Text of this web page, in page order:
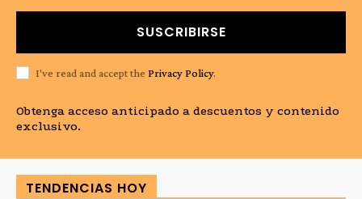
SUSCRIBIRSE
I've read and accept the Privacy Policy.
Obtenga acceso anticipado a descuentos y contenido
exclusivo.
TENDENCIAS HOY